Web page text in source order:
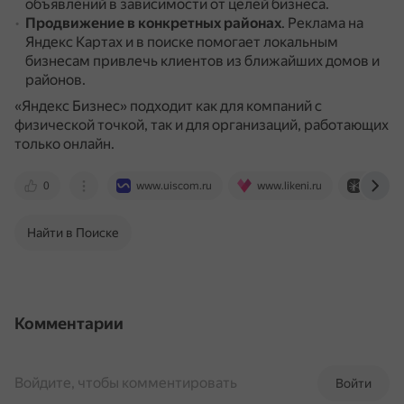
объявлений в зависимости от целей бизнеса.
Продвижение в конкретных районах. Реклама на
Яндекс Картах и в поиске помогает локальным
бизнесам привлечь клиентов из ближайших домов и
районов.
«Яндекс Бизнес» подходит как для компаний с
физической точкой, так и для организаций, работающих
только онлайн.
0 www.uiscom.ru www.likeni.ru
Найти в Поиске
Комментарии
Войти
Войдите, чтобы комментировать